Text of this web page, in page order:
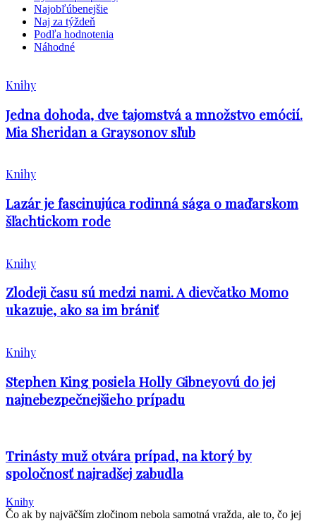
Najobľúbenejšie
Naj za týždeň
Podľa hodnotenia
Náhodné
Knihy
Jedna dohoda, dve tajomstvá a množstvo emócií.
Mia Sheridan a Graysonov sľub
Knihy
Lazár je fascinujúca rodinná sága o maďarskom
šľachtickom rode
Knihy
Zlodeji času sú medzi nami. A dievčatko Momo
ukazuje, ako sa im brániť
Knihy
Stephen King posiela Holly Gibneyovú do jej
najnebezpečnejšieho prípadu
Trinásty muž otvára prípad, na ktorý by
spoločnosť najradšej zabudla
Knihy
Čo ak by najväčším zločinom nebola samotná vražda, ale to, čo jej